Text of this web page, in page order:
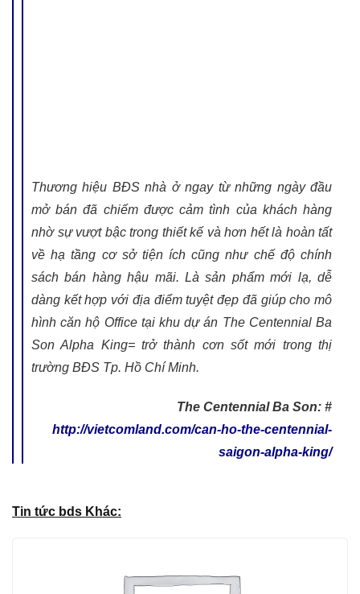
Thương hiệu BĐS nhà ở ngay từ những ngày đầu
mở bán đã chiếm được cảm tình của khách hàng
nhờ sự vượt bậc trong thiết kế và hơn hết là hoàn tất
về hạ tầng cơ sở tiện ích cũng như chế độ chính
sách bán hàng hậu mãi. Là sản phẩm mới lạ, dễ
dàng kết hợp với địa điểm tuyệt đẹp đã giúp cho mô
hình căn hộ Office tại khu dự án The Centennial Ba
Son Alpha King= trở thành cơn sốt mới trong thị
trường BĐS Tp. Hồ Chí Minh.
The Centennial Ba Son: #
http://vietcomland.com/can-ho-the-centennial-
saigon-alpha-king/
Tin tức bds Khác: